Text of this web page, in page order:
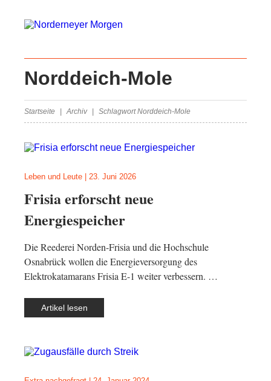
Norddeich-Mole
Startseite Archiv Schlagwort Norddeich-Mole
Leben und Leute 23. Juni 2026
Frisia erforscht neue
Energiespeicher
Die Reederei Norden-Frisia und die Hochschule
Osnabrück wollen die Energieversorgung des
Elektrokatamarans Frisia E-1 weiter verbessern. …
Artikel lesen